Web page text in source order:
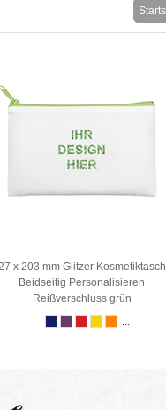
x 203 mm Glitzer
Beidseitig Personalisieren
Reißverschluss grün
...